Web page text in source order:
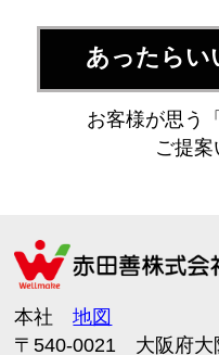
あったらい
お客様が思う
ご提案
本社地図
〒540-0021 大阪府大